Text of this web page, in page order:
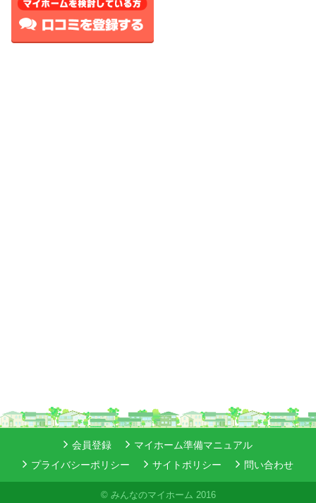
会員登録
マイホーム準備マニュアル
プライバシーポリシー
サイトポリシー 問い合わせ
© みんなのマイホーム 2016